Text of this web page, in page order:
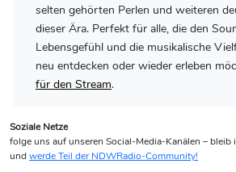
selten gehörten Perlen und weiteren
dieser Ära. Perfekt für alle, die den
Lebensgefühl und die musikalische
neu entdecken oder wieder erleben
für den Stream.
Soziale Netze
folge uns auf unseren Social-Media-Kanälen – bleib
und werde Teil der NDWRadio-Community!